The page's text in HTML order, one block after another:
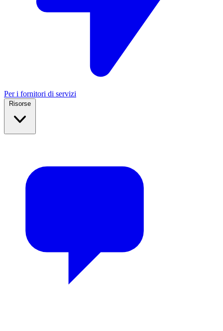
Per i fornitori di servizi